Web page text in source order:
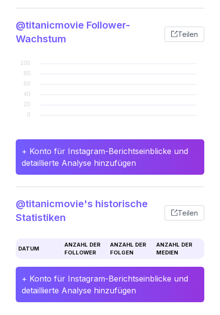
@titanicmovie Follower-
Wachstum
Teilen
+ Konto für Instagram-Berichtseinblicke und
detaillierte Analyse hinzufügen
@titanicmovie's historische
Statistiken
Teilen
DATUM
ANZAHL DER
FOLLOWER
ANZAHL DER
FOLGEN
ANZAHL DER
MEDIEN
+ Konto für Instagram-Berichtseinblicke und
detaillierte Analyse hinzufügen